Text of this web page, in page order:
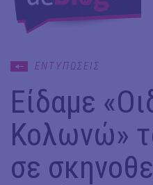
ΕΝΤΥΠΩΣΕΙΣ
Είδαμε
Κολωνώ»
σε